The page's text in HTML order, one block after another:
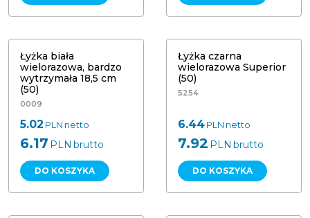
Łyżka biała wielorazowa, bardzo
wytrzymała 18,5 cm (50) Papstar
Łyżka biała
wielorazowa, bardzo
wytrzymała 18,5 cm
(50)
0009
5.02 PLN netto
6.17 PLN brutto
DO KOSZYKA
Łyżka czarna wielorazowa Superior
Łyżka czarna
wielorazowa Superior
(50)
5254
6.44PLN netto
7.92 PLN brutto
DO KOSZYKA